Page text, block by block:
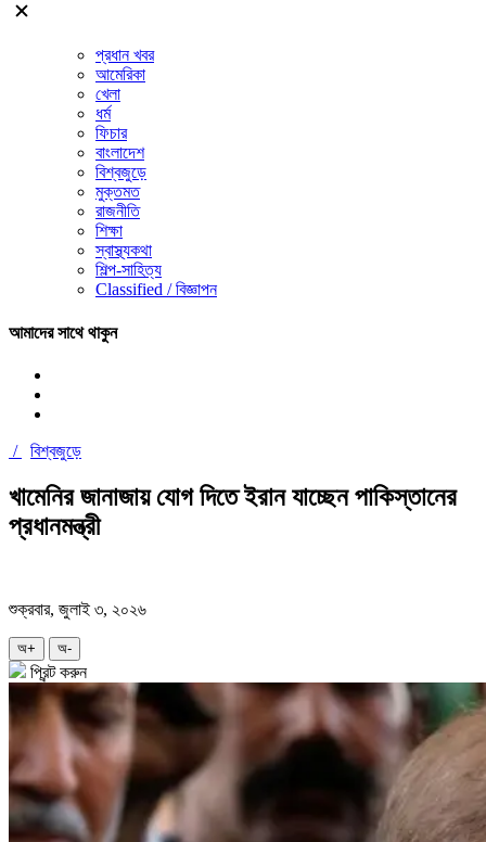
প্রধান খবর
আমেরিকা
খেলা
ধর্ম
ফিচার
বাংলাদেশ
বিশ্বজুড়ে
মুক্তমত
রাজনীতি
শিক্ষা
স্বাস্থ্যকথা
শিল্প-সাহিত্য
Classified / বিজ্ঞাপন
আমাদের সাথে থাকুন
/ বিশ্বজুড়ে
খামেনির জানাজায় যোগ দিতে ইরান যাচ্ছেন পাকিস্তানের
প্রধানমন্ত্রী
শুক্রবার, জুলাই ৩, ২০২৬
অ+ অ-
প্রিন্ট করুন